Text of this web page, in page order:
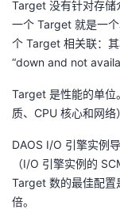
Target 没有针对存储
一个 Target 就是一
个 Target 相关联：
“down and not
Target 是性能的单位
质、CPU 核心和网络
DAOS I/O 引擎实例
（I/O 引擎实例的
Target 数的最佳配置
倍。